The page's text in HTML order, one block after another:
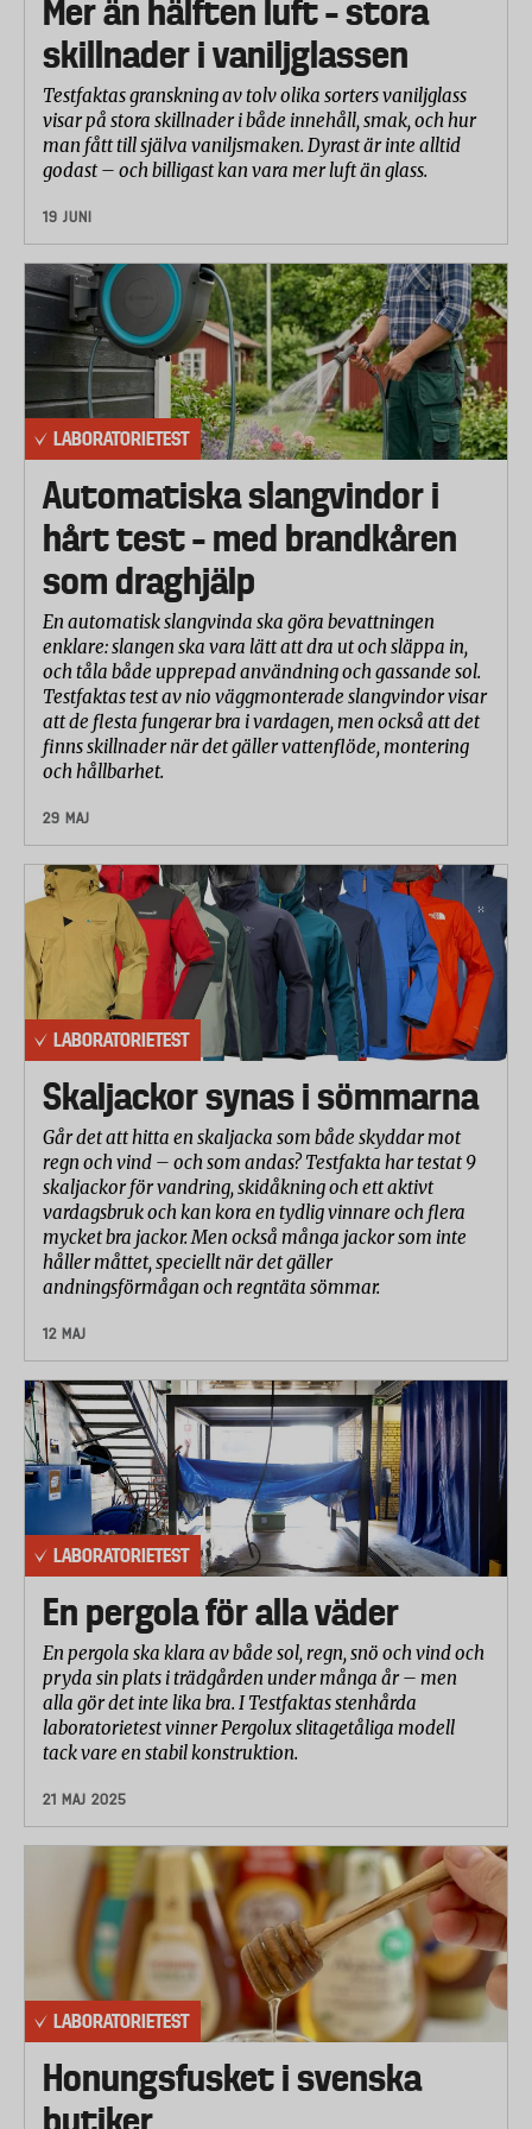
Mer än hälften luft – stora
skillnader i vaniljglassen
Testfaktas granskning av tolv olika sorters vaniljglass
visar på stora skillnader i både innehåll, smak, och hur
man fått till själva vaniljsmaken. Dyrast är inte alltid
godast – och billigast kan vara mer luft än glass.
19 JUNI
LABORATORIETEST
Automatiska slangvindor i
hårt test – med brandkåren
som draghjälp
En automatisk slangvinda ska göra bevattningen
enklare: slangen ska vara lätt att dra ut och släppa in,
och tåla både upprepad användning och gassande sol.
Testfaktas test av nio väggmonterade slangvindor visar
att de flesta fungerar bra i vardagen, men också att det
finns skillnader när det gäller vattenflöde, montering
och hållbarhet.
29 MAJ
LABORATORIETEST
Skaljackor synas i sömmarna
Går det att hitta en skaljacka som både skyddar mot
regn och vind – och som andas? Testfakta har testat 9
skaljackor för vandring, skidåkning och ett aktivt
vardagsbruk och kan kora en tydlig vinnare och flera
mycket bra jackor. Men också många jackor som inte
håller måttet, speciellt när det gäller
andningsförmågan och regntäta sömmar.
12 MAJ
LABORATORIETEST
En pergola för alla väder
En pergola ska klara av både sol, regn, snö och vind och
pryda sin plats i trädgården under många år – men
alla gör det inte lika bra. I Testfaktas stenhårda
laboratorietest vinner Pergolux slitagetåliga modell
tack vare en stabil konstruktion.
21 MAJ 2025
LABORATORIETEST
Honungsfusket i svenska
butiker